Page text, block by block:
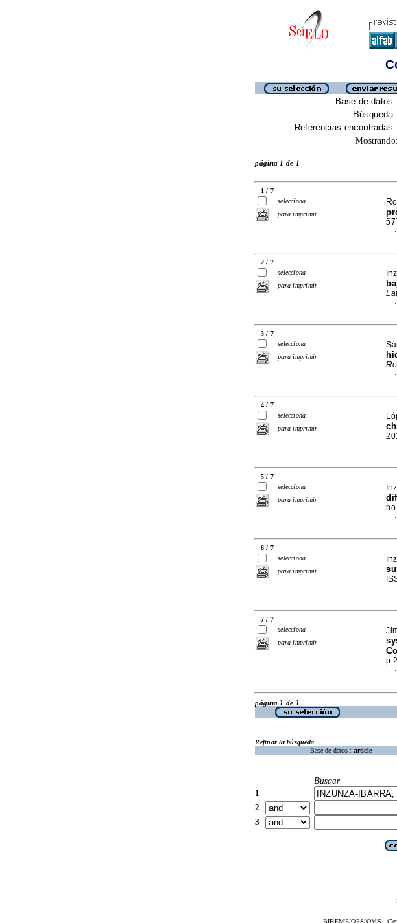
Base de datos :
Búsqueda :
Referencias encontradas :
Mostrando:
página 1 de 1
1 / 7
selecciona
para imprimir
·
2 / 7
selecciona
para imprimir
·
3 / 7
selecciona
para imprimir
·
4 / 7
selecciona
para imprimir
·
5 / 7
selecciona
para imprimir
·
6 / 7
selecciona
para imprimir
·
7 / 7
selecciona
para imprimir
·
página 1 de 1
Refinar la búsqueda
Base de datos : article
Buscar
1
2
3
BIREME/OPS/OMS -